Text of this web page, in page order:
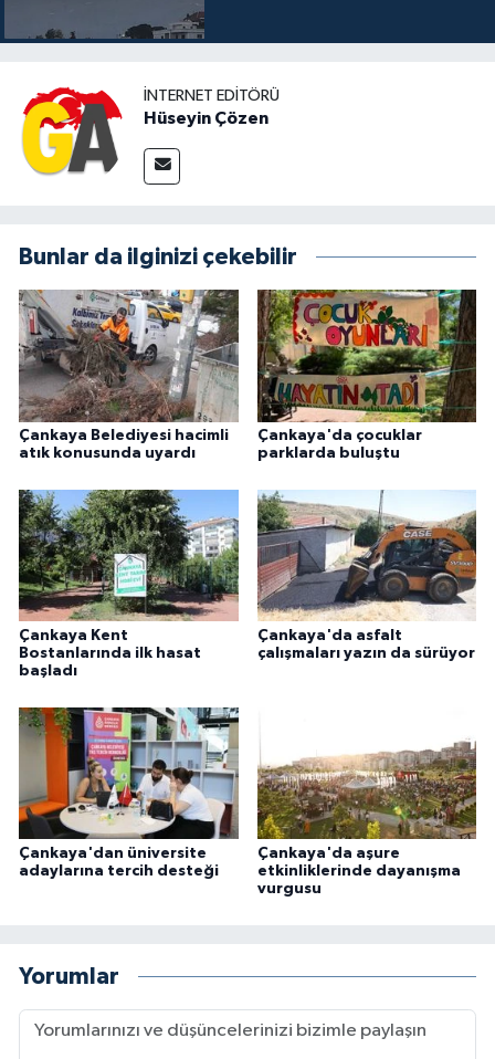
İNTERNET EDITÖRÜ
Hüseyin Çözen
Bunlar da ilginizi çekebilir
Çankaya Belediyesi hacimli
atık konusunda uyardı
Çankaya'da çocuklar
parklarda buluştu
Çankaya Kent
Bostanlarında ilk hasat
başladı
Çankaya'da asfalt
çalışmaları yazın da sürüyor
Çankaya'dan üniversite
adaylarına tercih desteği
Çankaya'da aşure
etkinliklerinde dayanışma
vurgusu
Yorumlar